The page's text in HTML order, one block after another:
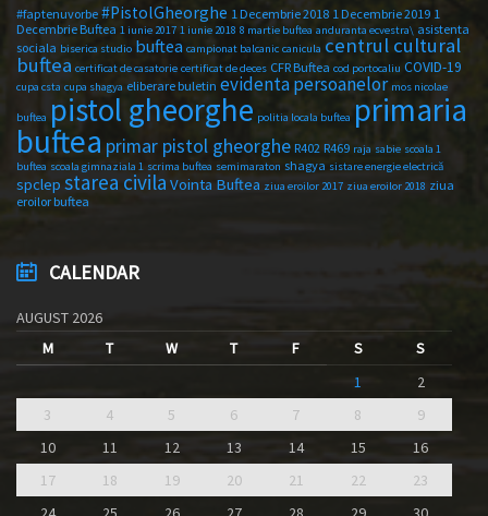
#faptenuvorbe #PistolGheorghe 1 Decembrie 2018 1 Decembrie 2019 1
Decembrie Buftea 1 iunie 2017 1 iunie 2018 8 martie buftea anduranta ecvestra\ asistenta
sociala biserica studio buftea campionat balcanic canicula centrul cultural
buftea certificat de casatorie certificat de deces CFR Buftea cod portocaliu COVID-19
cupa csta cupa shagya eliberare buletin evidenta persoanelor mos nicolae
buftea pistol gheorghe politia locala buftea primaria
buftea primar pistol gheorghe R402 R469 raja sabie scoala 1
buftea scoala gimnaziala 1 scrima buftea semimaraton shagya sistare energie electrică
spclep starea civila Vointa Buftea ziua eroilor 2017 ziua eroilor 2018 ziua
eroilor buftea
CALENDAR
AUGUST 2026
M
T W T F S
S
1
2
3
4 5 6 7 8
9
10
11 12 13 14 15
16
17
18 19 20 21 22
23